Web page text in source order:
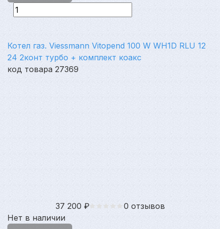
Котел газ. Viessmann Vitopend 100 W WH1D RLU 12
24 2конт турбо + комплект коакс
код товара 27369
37 200 ₽
0 отзывов
Нет в наличии